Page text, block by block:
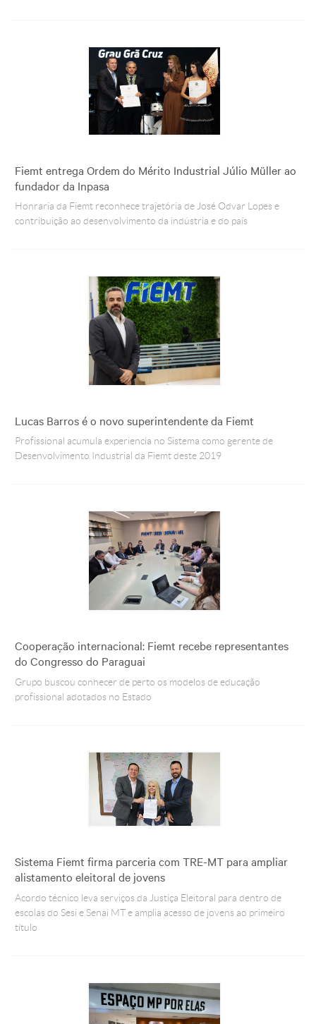
Fiemt entrega Ordem do Mérito Industrial Júlio Müller ao
fundador da Inpasa
Honraria da Fiemt reconhece trajetória de José Odvar Lopes e
contribuição ao desenvolvimento da indústria e do país
Lucas Barros é o novo superintendente da Fiemt
Profissional acumula experiencia no Sistema como gerente de
Desenvolvimento Industrial da Fiemt deste 2019
Cooperação internacional: Fiemt recebe representantes
do Congresso do Paraguai
Grupo buscou conhecer de perto os modelos de educação
profissional adotados no Estado
Sistema Fiemt firma parceria com TRE-MT para ampliar
alistamento eleitoral de jovens
Acordo técnico leva serviços da Justiça Eleitoral para dentro de
escolas do Sesi e Senai MT e amplia acesso de jovens ao primeiro
título